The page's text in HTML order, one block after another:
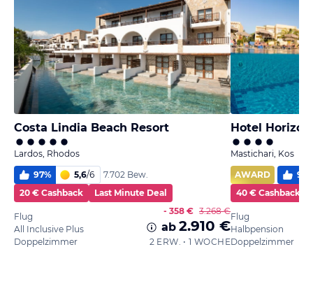
Costa Lindia Beach Resort
Lardos, Rhodos
97% 5,6/6
7.702 Bew.
20 € Cashback
Last Minute Deal
Flug
All Inclusive Plus
Doppelzimmer
- 358 € 3.268 €
ab 2.910 €
2 ERW. • 1 WOCHE
Hotel
Mastichari, Kos
AWARD
96
40 € Cashback
Flug
Halbpension
Doppelzimmer